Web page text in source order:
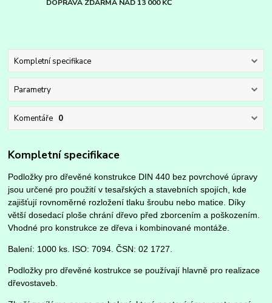
DOPRAVA ZDARMA NAD 13 000 KČ
Kompletní specifikace
Parametry
Komentáře 0
Kompletní specifikace
Podložky pro dřevěné konstrukce DIN 440 bez povrchové úpravy
jsou určené pro použití v tesařských a stavebních spojích, kde
zajišťují rovnoměrné rozložení tlaku šroubu nebo matice. Díky
větší dosedací ploše chrání dřevo před zborcením a poškozením.
Vhodné pro konstrukce ze dřeva i kombinované montáže.
Balení: 1000 ks. ISO: 7094. ČSN: 02 1727.
Podložky pro dřevěné kostrukce se používají hlavně pro realizace
dřevostaveb.